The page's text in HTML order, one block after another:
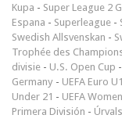
Kupa - Super League 2
Espana - Superleague -
Swedish Allsvenskan -
Trophée des
divisie - U.S. Open Cup -
Germany - UEFA Euro
Under 21 - UEFA
Primera División -